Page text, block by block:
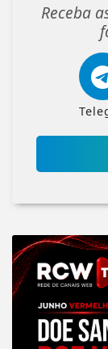
Receba